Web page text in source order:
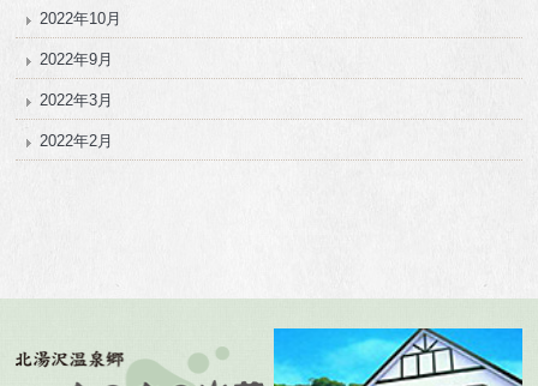
2022年10月
2022年9月
2022年3月
2022年2月